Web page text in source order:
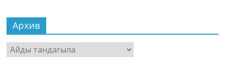
Архив
Архив